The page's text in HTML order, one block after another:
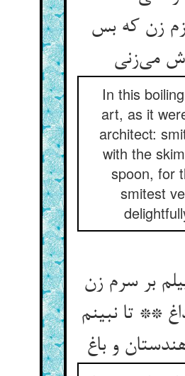
زن که بس
می‌زنی
In this
art, as it
architect:
with the
spoon, for
smitest
بر سرم زن
** تا نبینم
و باغ